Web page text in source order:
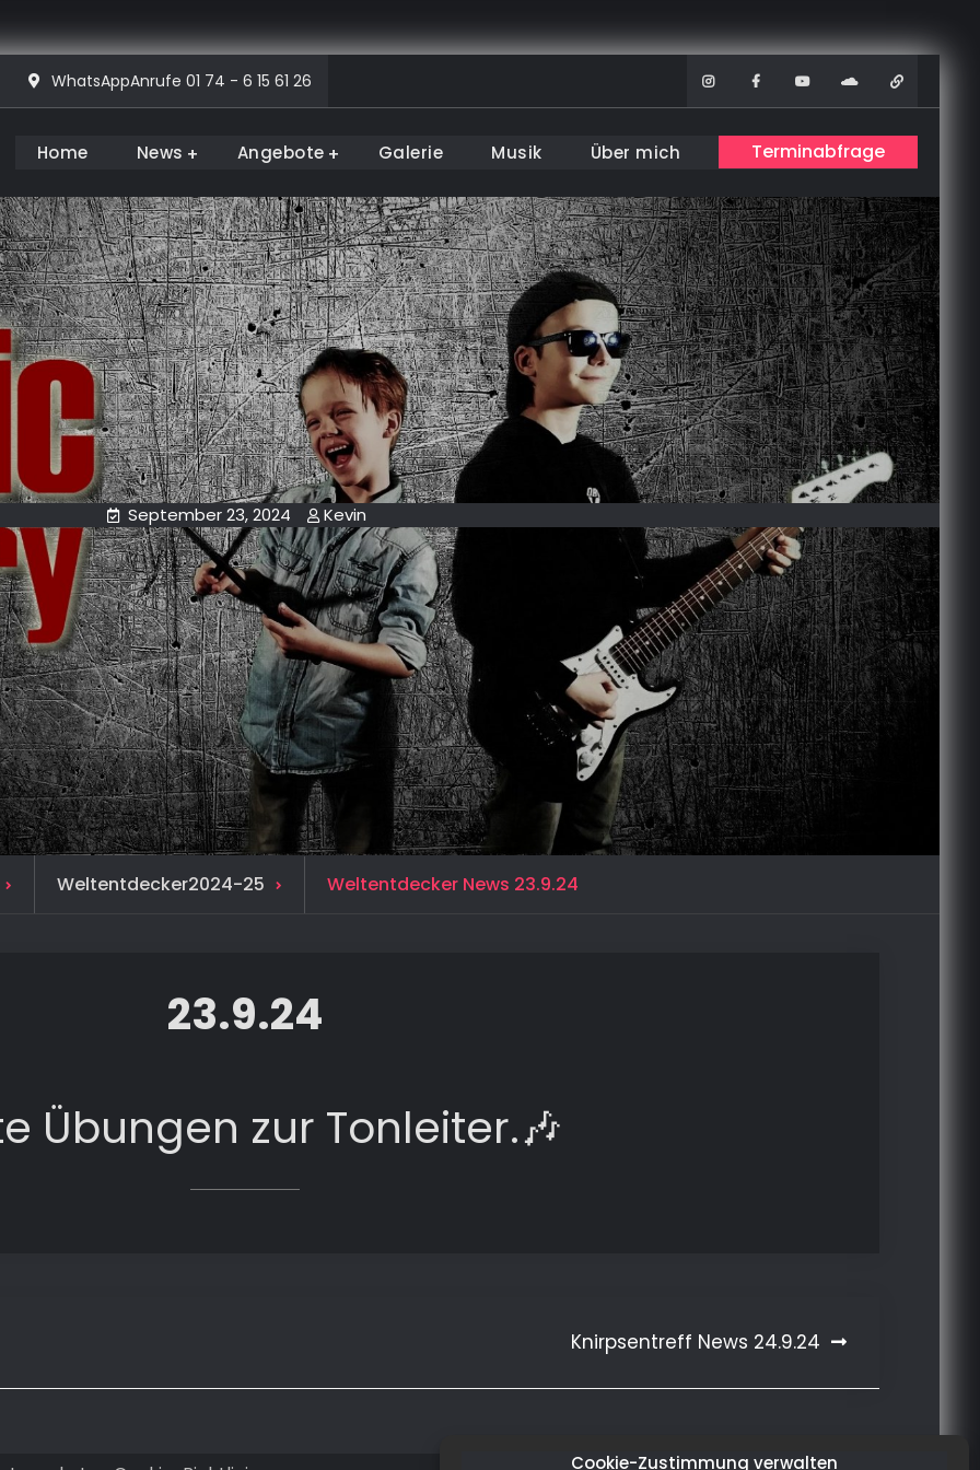
Cookie-Zustimmung verwalten
WhatsAppAnrufe 01 74 - 6 15 61 26 InstagramFacebook
YoutubeSoundcloud
Home News Angebote Galerie Musik Über mich Terminabfrage
September 23, 2024 Kevin
Weltentdecker2024-25 Weltentdecker News 23.9.24
23.9.24
Übungen zur Tonleiter.🎶
Knirpsentreff News 24.9.24